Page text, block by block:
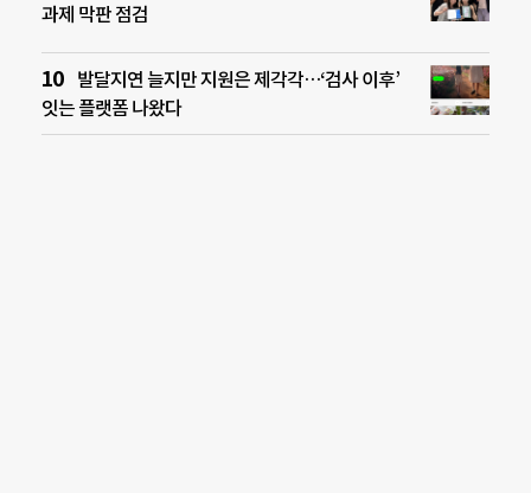
과제 막판 점검
발달지연 늘지만 지원은 제각각…‘검사 이후’
잇는 플랫폼 나왔다